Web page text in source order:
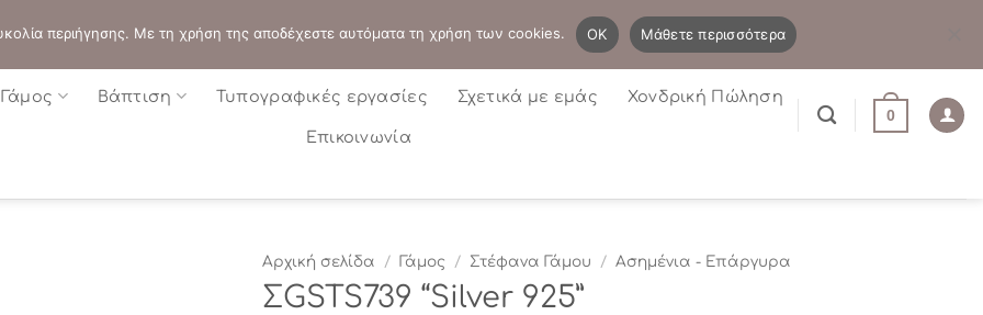
Η λίστα μου Newsletter
Γάμος Βάπτιση Τυπογραφικές εργασίες Σχετικά με εμάς Χονδρική Πώληση
Επικοινωνία
0
Αρχική σελίδα / Γάμος / Στέφανα Γάμου / Ασημένια - Επάργυρα
ΣGSTS739 “Silver 925”
περιήγησης. Με τη χρήση της αποδέχεστε αυτόματα τη χρήση των cookies. OK Μάθετε περισσότερα